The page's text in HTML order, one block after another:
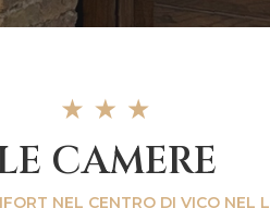
CAMERE
NEL CENTRO DI VICO NEL